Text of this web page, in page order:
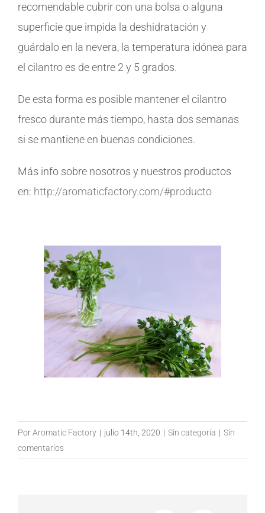
recomendable cubrir con una bolsa o alguna
superficie que impida la deshidratación y
guárdalo en la nevera, la temperatura idónea para
el cilantro es de entre 2 y 5 grados.
De esta forma es posible mantener el cilantro
fresco durante más tiempo, hasta dos semanas
si se mantiene en buenas condiciones.
Más info sobre nosotros y nuestros productos
en: http://aromaticfactory.com/#producto
PorAromatic Factory | julio 14th, 2020 | Sin categoría | Sin
comentarios